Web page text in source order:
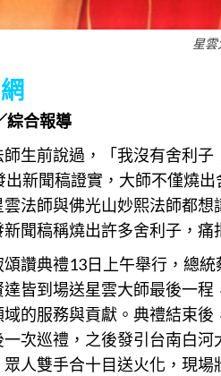
星雲
綜合報導
生前說過，「我沒有舍利
出新聞稿證實，大師不僅燒
法師與佛光山妙熙法師都
新聞稿稱燒出許多舍利子，痛
讚典禮13日上午舉行，總
皆到場送星雲大師最後一
的服務與貢獻。典禮結束
次巡禮，之後發引 台南白河
眾人雙手合十目送火化，現場